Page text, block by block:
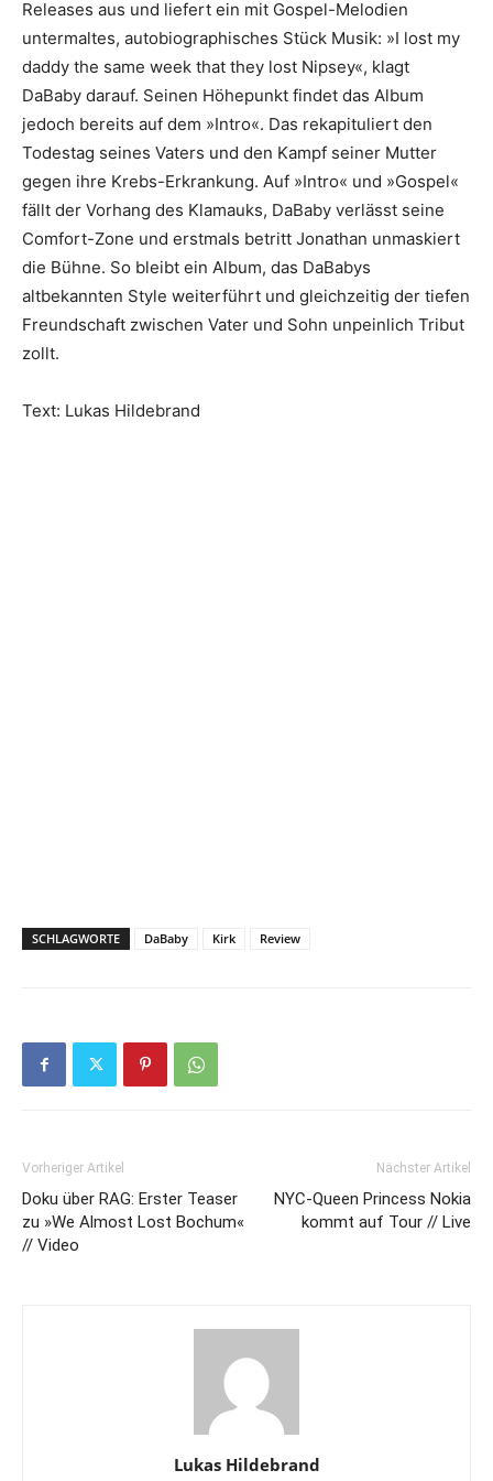
Releases aus und liefert ein mit Gospel-Melodien
untermaltes, autobiographisches Stück Musik: »I lost my
daddy the same week that they lost Nipsey«, klagt
DaBaby darauf. Seinen Höhepunkt findet das Album
jedoch bereits auf dem »Intro«. Das rekapituliert den
Todestag seines Vaters und den Kampf seiner Mutter
gegen ihre Krebs-Erkrankung. Auf »Intro« und »Gospel«
fällt der Vorhang des Klamauks, DaBaby verlässt seine
Comfort-Zone und erstmals betritt Jonathan unmaskiert
die Bühne. So bleibt ein Album, das DaBabys
altbekannten Style weiterführt und gleichzeitig der tiefen
Freundschaft zwischen Vater und Sohn unpeinlich Tribut
zollt.
Text: Lukas Hildebrand
SCHLAGWORTE DaBaby Kirk Review
Vorheriger Artikel
Doku über RAG: Erster Teaser
zu »We Almost Lost Bochum«
// Video
Nächster Artikel
NYC-Queen Princess Nokia
kommt auf Tour // Live
Lukas Hildebrand